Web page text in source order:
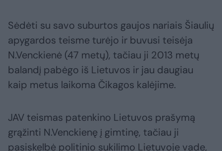
Sėdėti su savo suburtos gaujos nariais Šiaulių
apygardos teisme turėjo ir buvusi teisėja
N.Venckienė (47 metų), tačiau ji 2013 metų
balandį pabėgo iš Lietuvos ir jau daugiau
kaip metus laikoma Čikagos kalėjime.
JAV teismas patenkino Lietuvos prašymą
grąžinti N.Venckienę į gimtinę, tačiau ji
pasiskelbė politinio sukilimo Lietuvoje vade,